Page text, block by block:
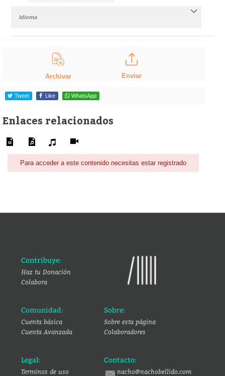
Idioma
Archivar Enviar
Tweet Like WhatsApp
Enlaces relacionados
Para acceder a este contenido necesitas estar registrado
Contribuye:
Haz tu Donación
Colabora
Comunidad:
Cuenta básica
Cuenta Avanzada
Sobre:
Sobre esta página
Colaboradores
Legal:
Terminos de uso
Contacto:
nacho@nachobellido.com